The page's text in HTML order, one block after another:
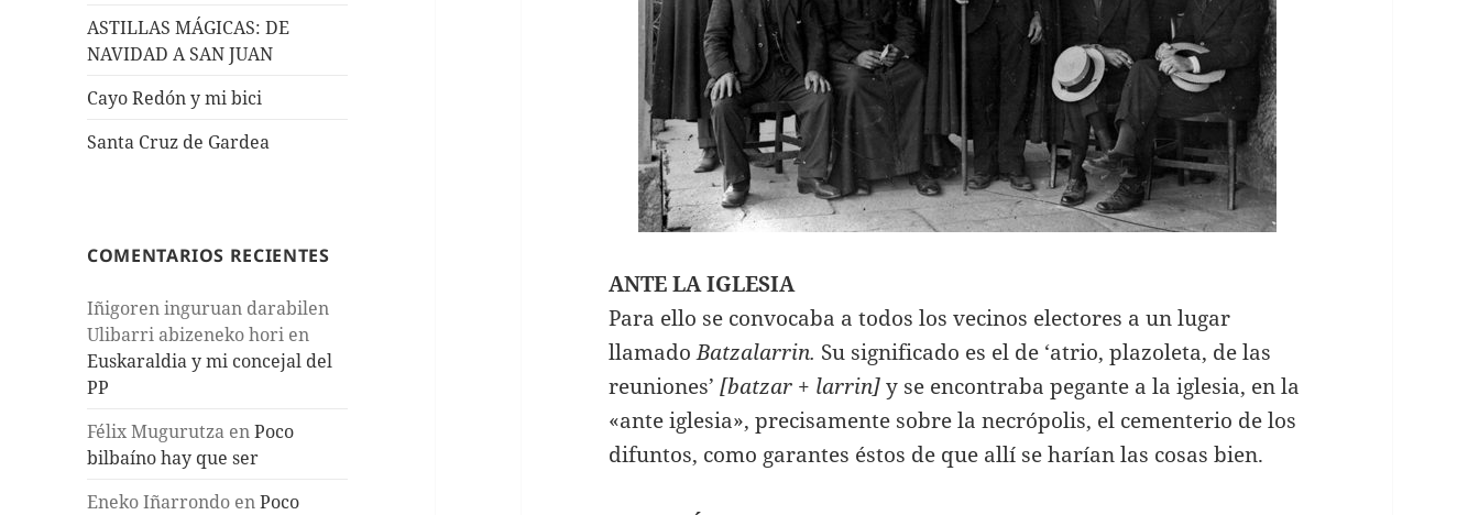
ASTILLAS MÁGICAS: DE
NAVIDAD A SAN JUAN
Cayo Redón y mi bici
Santa Cruz de Gardea
COMENTARIOS RECIENTES
Iñigoren inguruan darabilen
Ulibarri abizeneko hori en
Euskaraldia y mi concejal del
PP
Félix Mugurutza enPoco
bilbaíno hay que ser
Eneko Iñarrondo enPoco
ANTE LA IGLESIA
Para ello se convocaba a todos los vecinos electores a un lugar
llamadoBatzalarrin. Su significado es el de ‘atrio, plazoleta, de las
reuniones’[batzar + larrin]y se encontraba pegante a la iglesia, en la
«ante iglesia», precisamente sobre la necrópolis, el cementerio de los
difuntos, como garantes éstos de que allí se harían las cosas bien.